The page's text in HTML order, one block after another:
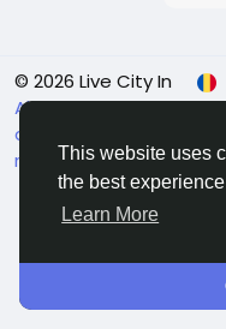
This website uses
the best
Learn More
© 2026 Live City In
About Termeni
delivery policy
ne
Director